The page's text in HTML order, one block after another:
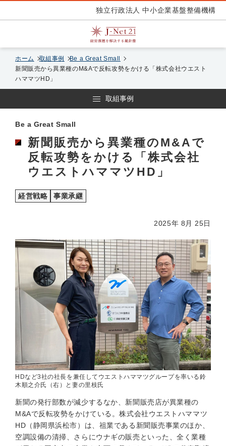
独立行政法人 中小企業基盤整備機構
ホーム 取組事例
Be a Great Small
新聞販売から異業種のM&Aで反転攻勢をかける「株式会社ウエスト
ハママツHD」
取組事例
Be a Great Small
新聞販売から異業種のM&Aで
反転攻勢をかける「株式会社
ウエストハママツHD」
経営戦略 事業承継
2025年 8月 25日
HDなど3社の社長を兼任してウエストハママツグループを率いる鈴
木順之介氏（右）と妻の里枝氏
新聞の発行部数が減少するなか、新聞販売店が異業種の
M&Aで反転攻勢をかけている。株式会社ウエストハママツ
HD（静岡県浜松市）は、祖業である新聞販売事業のほか、
空調設備の清掃、さらにウナギの販売といった、全く業種